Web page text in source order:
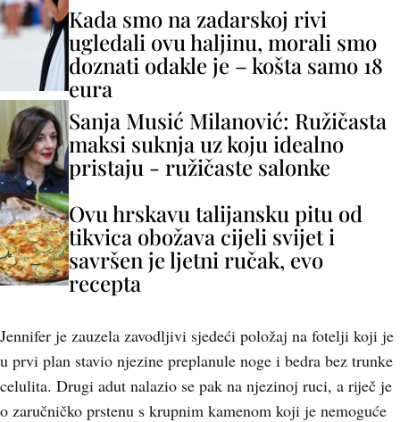
Kada smo na zadarskoj rivi
ugledali ovu haljinu, morali smo
doznati odakle je – košta samo 18
eura
Sanja Musić Milanović: Ružičasta
maksi suknja uz koju idealno
pristaju - ružičaste salonke
Ovu hrskavu talijansku pitu od
tikvica obožava cijeli svijet i
savršen je ljetni ručak, evo
recepta
Jennifer je zauzela zavodljivi sjedeći položaj na fotelji koji je
u prvi plan stavio njezine preplanule noge i bedra bez trunke
celulita. Drugi adut nalazio se pak na njezinoj ruci, a riječ je
o zaručničko prstenu s krupnim kamenom koji je nemoguće